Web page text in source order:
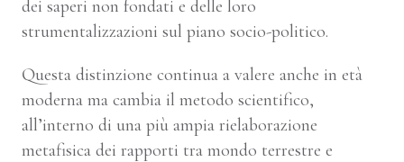
dei saperi non fondati e delle loro
strumentalizzazioni sul piano socio-politico.
Questa distinzione continua a valere anche in età
moderna ma cambia il metodo scientifico,
all’interno di una più ampia rielaborazione
metafisica dei rapporti tra mondo terrestre e